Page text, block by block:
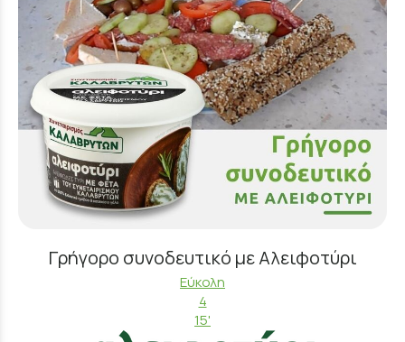
Γρήγορο συνοδευτικό με Αλειφοτύρι
Εύκολη
4
15'